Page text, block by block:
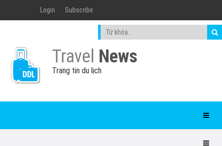
Login Subscribe
Travel News
Trang tin du lịch